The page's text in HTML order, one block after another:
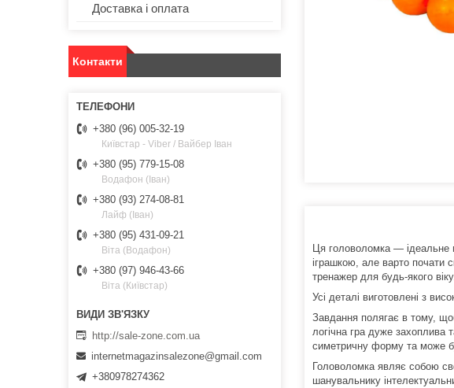
Ця головоломка — ідеальне
іграшкою, але варто почати
тренажер для будь-якого
Усі деталі виготовлені з
Завдання полягає в тому,
логічна гра дуже захоплива
симетричну форму та може
Головоломка являє собою
шанувальнику
Доставка і оплата
Контакти
+380 (96) 005-32-19
Київстар - Viber / Вайбер Іван
+380 (95) 779-15-08
Водафон (Іван)
+380 (93) 274-08-81
Лайф (Іван)
+380 (95) 431-09-21
Віта (Водафон)
+380 (97) 946-43-66
Віта (Київстар)
http://sale-zone.com.ua
internetmagazinsalezone@gmail.com
+380978274362